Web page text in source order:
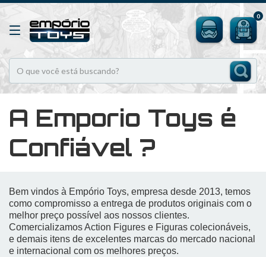
0
A Emporio Toys é
Confiável ?
Bem vindos à Empório Toys, empresa desde 2013, temos
como compromisso a entrega de produtos originais com o
melhor preço possível aos nossos clientes.
Comercializamos Action Figures e Figuras colecionáveis,
e demais itens de excelentes marcas do mercado nacional
e internacional com os melhores preços.